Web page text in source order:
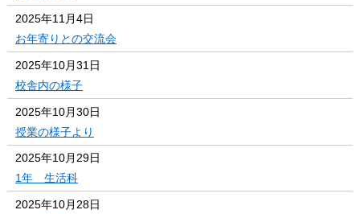
2025年11月4日
お年寄りとの交流会
2025年10月31日
校舎内の様子
2025年10月30日
授業の様子より
2025年10月29日
1年 生活科
2025年10月28日